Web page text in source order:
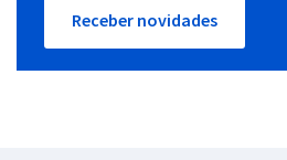
Receber novidades